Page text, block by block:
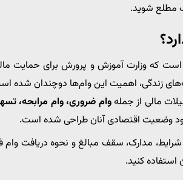
مطلع شوید.
است که وزارت آموزش و پرورش برای حمایت
مالی از جملهوام ضروری، وام مرابحه،
وضعیت اقتصادی آنان طراحی شده است.
مدارک، سقف مبالغ و نحوه دریافت وام
استفاده کنید.